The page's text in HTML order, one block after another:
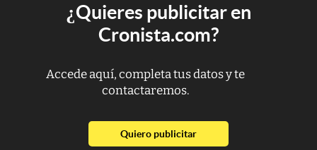
¿Quieres publicitar en
Cronista.com?
Accede aquí, completa tus datos y te
contactaremos.
Quiero publicitarabre en nueva pestaña